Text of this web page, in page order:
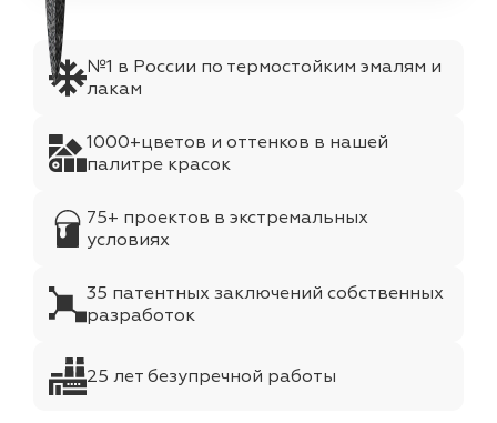
№1 в России по термостойким эмалям и
лакам
1000+цветов и оттенков в нашей
палитре красок
75+ проектов в экстремальных
условиях
35 патентных заключений собственных
разработок
25 лет безупречной работы